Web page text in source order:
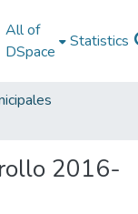
All of
DSpace
Statistics
2016-